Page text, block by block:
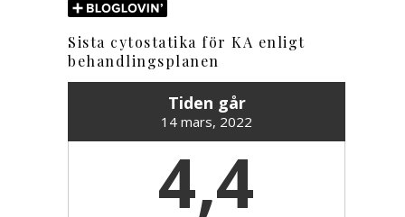
Sista cytostatika för KA enligt
behandlingsplanen
Tiden går
14 mars, 2022
4,4